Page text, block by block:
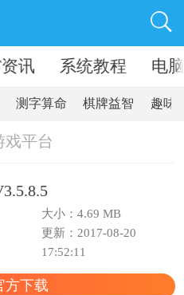
讯 系统教程 电
测字算命 棋牌益智 趣味
戏平台
大小：4.69 MB
更新：2017-08-20
17:52:11
方下载